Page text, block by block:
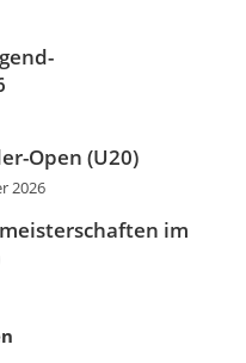
Open (U20)
2026
im